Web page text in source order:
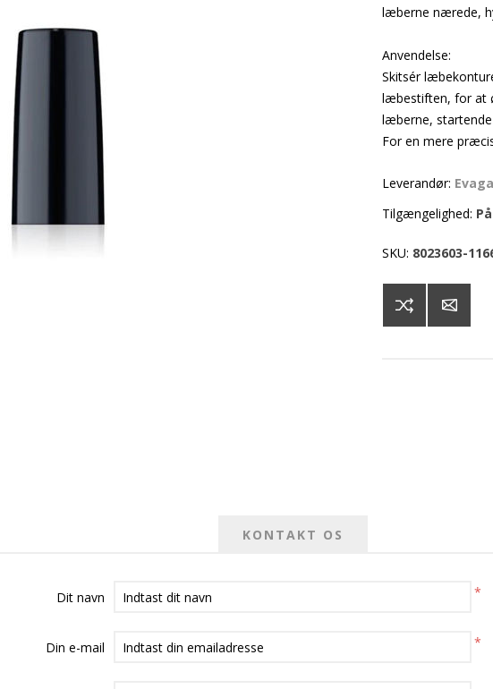
læberne nærede,
Anvendelse:
Skitsér
læbestiften, for at
læberne,
For en mere
Leverandør:
Tilgængelighed:
SKU: 8023603-
KONTAKT OS
Dit navn *
Din e-mail *